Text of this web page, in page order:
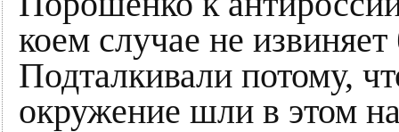
коем случае не
Подталкивали потому,
окружение шли в этом